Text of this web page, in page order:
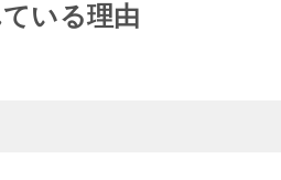
いる理由